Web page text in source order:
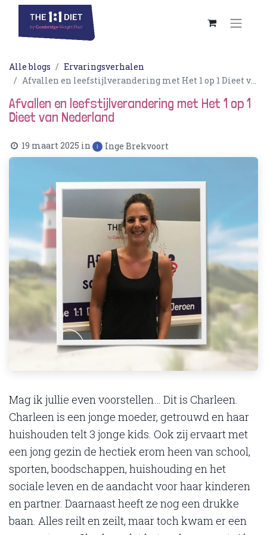
Alle blogs
Ervaringsverhalen
Afvallen en leefstijlverandering met Het 1 op 1 Dieet van Nederland
Afvallen en leefstijlverandering met Het 1 op 1
Dieet van Nederland
19 maart 2025 in Inge Brekvoort
Mag ik jullie even voorstellen… Dit is Charleen.
Charleen is een jonge moeder, getrouwd en haar
huishouden telt 3 jonge kids. Ook zij ervaart met
een jong gezin de hectiek erom heen van school,
sporten, boodschappen, huishouding en het
sociale leven en de aandacht voor haar kinderen
en partner. Daarnaast heeft ze nog een drukke
baan. Alles reilt en zeilt, maar toch kwam er een